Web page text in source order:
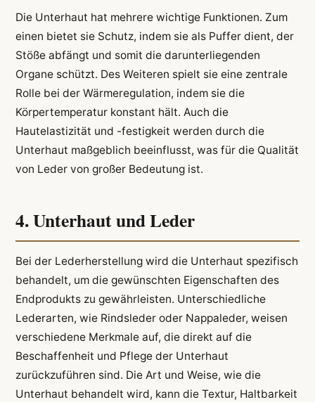
Die Unterhaut hat mehrere wichtige Funktionen. Zum
einen bietet sie Schutz, indem sie als Puffer dient, der
Stöße abfängt und somit die darunterliegenden
Organe schützt. Des Weiteren spielt sie eine zentrale
Rolle bei der Wärmeregulation, indem sie die
Körpertemperatur konstant hält. Auch die
Hautelastizität und -festigkeit werden durch die
Unterhaut maßgeblich beeinflusst, was für die Qualität
von Leder von großer Bedeutung ist.
4. Unterhaut und Leder
Bei der Lederherstellung wird die Unterhaut spezifisch
behandelt, um die gewünschten Eigenschaften des
Endprodukts zu gewährleisten. Unterschiedliche
Lederarten, wie Rindsleder oder Nappaleder, weisen
verschiedene Merkmale auf, die direkt auf die
Beschaffenheit und Pflege der Unterhaut
zurückzuführen sind. Die Art und Weise, wie die
Unterhaut behandelt wird, kann die Textur, Haltbarkeit